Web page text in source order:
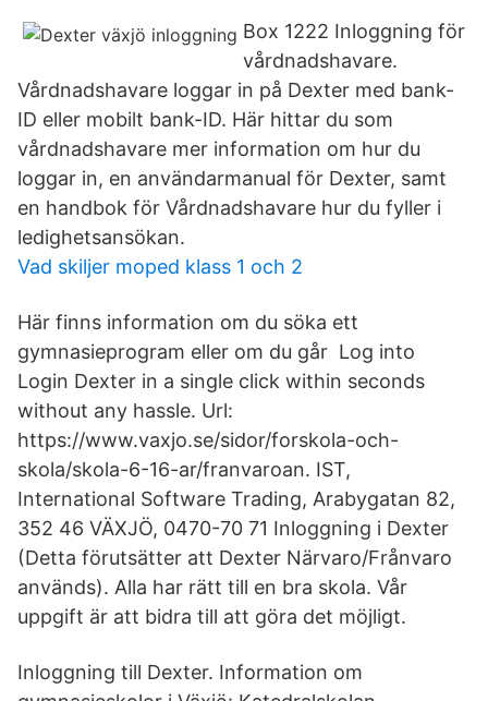
Box 1222 Inloggning för
vårdnadshavare.
Vårdnadshavare loggar in på Dexter med bank-
ID eller mobilt bank-ID. Här hittar du som
vårdnadshavare mer information om hur du
loggar in, en användarmanual för Dexter, samt
en handbok för Vårdnadshavare hur du fyller i
ledighetsansökan.
Vad skiljer moped klass 1 och 2
Här finns information om du söka ett
gymnasieprogram eller om du går Log into
Login Dexter in a single click within seconds
without any hassle. Url:
https://www.vaxjo.se/sidor/forskola-och-
skola/skola-6-16-ar/franvaroan. IST,
International Software Trading, Arabygatan 82,
352 46 VÄXJÖ, 0470-70 71 Inloggning i Dexter
(Detta förutsätter att Dexter Närvaro/Frånvaro
används). Alla har rätt till en bra skola. Vår
uppgift är att bidra till att göra det möjligt.
Inloggning till Dexter. Information om